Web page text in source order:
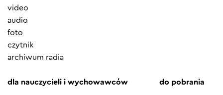
video
audio
foto
czytnik
archiwum radia
dla nauczycieli i wychowawców do pobrania